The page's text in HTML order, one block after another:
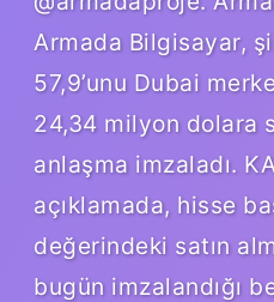
Armada Bilgisayar,
57,9’unu Dubai
24,34 milyon dolara
anlaşma imzaladı.
açıklamada, hisse
değerindeki satın
bugün imzalandığı